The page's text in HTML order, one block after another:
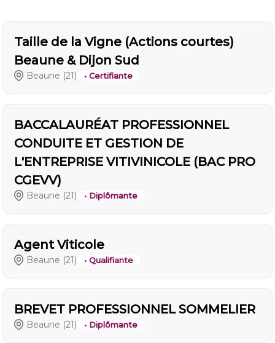
Taille de la Vigne (Actions courtes)
Beaune & Dijon Sud
Beaune (21) • Certifiante
BACCALAURÉAT PROFESSIONNEL
CONDUITE ET GESTION DE
L'ENTREPRISE VITIVINICOLE (BAC PRO
CGEVV)
Beaune (21) • Diplômante
Agent Viticole
Beaune (21) • Qualifiante
BREVET PROFESSIONNEL SOMMELIER
Beaune (21) • Diplômante